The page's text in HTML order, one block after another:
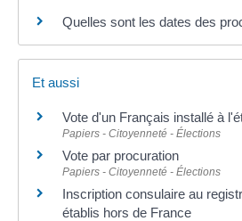
Quelles sont les dates des
Et aussi
Vote d'un Français installé à
Papiers - Citoyenneté - Élections
Vote par procuration
Papiers - Citoyenneté - Élections
Inscription consulaire au
établis hors de France